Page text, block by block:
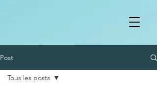
Post
Tous les posts